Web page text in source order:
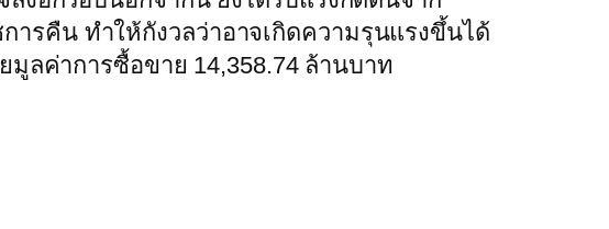
ารคืน ทำให้กังวลว่าอาจเกิดความรุนแรงขึ้นได้
มูลค่าการซื้อขาย 14,358.74 ล้านบาท